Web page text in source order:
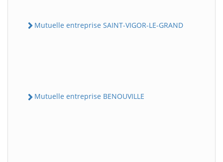
Mutuelle entreprise SAINT-VIGOR-LE-GRAND
Mutuelle entreprise BENOUVILLE